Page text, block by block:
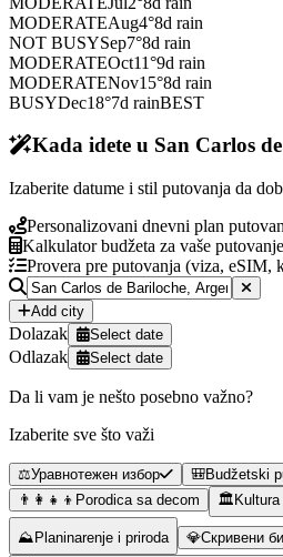
MODERATEAug4°8d rain
NOT BUSYSep7°8d rain
MODERATEOct11°9d rain
MODERATENov15°8d rain
BUSYDec18°7d rainBEST
Kada idete u San Carlos
Izaberite datume i stil putovanja da
Personalizovani dnevni plan
Kalkulator budžeta za vaše putovanje
Provera pre putovanja (viza, eSIM,
Add city
Dolazak Select date
Odlazak Select date
Da li vam je nešto posebno važno?
Izaberite sve što važi
⚖️Уравнотежен избор 🎒Budžetski
👨‍👩‍👧‍👦 Porodica sa decom 🏛️
⛰️ Planinarenje i priroda 💎Скривени